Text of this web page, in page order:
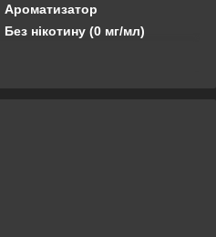
Ароматизатор
Без нікотину (0 мг/мл)